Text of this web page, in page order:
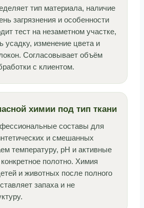
тип материала, наличие
загрязнения и особенности
тест на незаметном участке,
усадку, изменение цвета и
Согласовывает объём
с клиентом.
химии под тип ткани
составы для
и смешанных
температуру, pH и активные
полотно. Химия
и животных после полного
запаха и не